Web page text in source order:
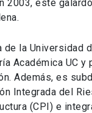
este
la Universidad
Académica UC
Además, es
Integrada del
(CPI) e